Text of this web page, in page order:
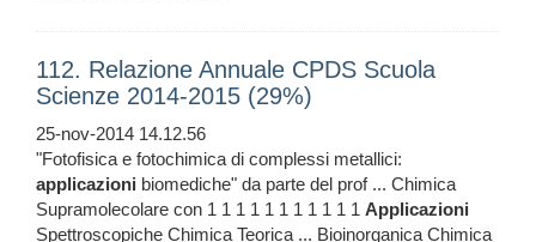
112. Relazione Annuale CPDS Scuola
Scienze 2014-2015 (29%)
25-nov-2014 14.12.56
"Fotofisica e fotochimica di complessi metallici:
applicazioni biomediche" da parte del prof ... Chimica
Supramolecolare con 1 1 1 1 1 1 1 1 1 1 1 Applicazioni
Spettroscopiche Chimica Teorica ... Bioinorganica Chimica